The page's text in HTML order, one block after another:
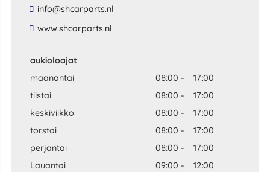
​info​@​shcarparts​.​nl​
​www​.​shcarparts​.​nl​
aukioloajat
maanantai
08:00 -
17:00
tiistai
08:00 -
17:00
keskiviikko
08:00 -
17:00
torstai
08:00 -
17:00
perjantai
08:00 -
17:00
Lauantai
09:00 - 12:00